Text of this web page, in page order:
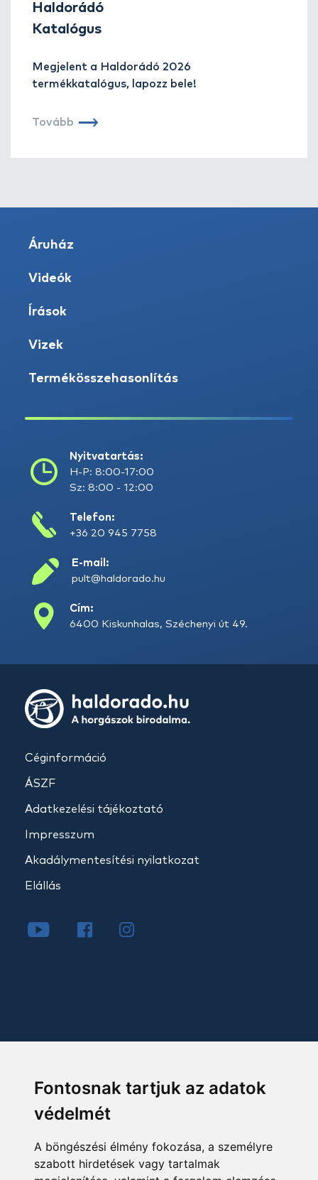
Fontosnak tartjuk az adatok
védelmét
A böngészési élmény fokozása, a személyre
szabott hirdetések vagy tartalmak
Haldorádó
Katalógus
Megjelent a Haldorádó 2026
termékkatalógus, lapozz bele!
Tovább
Áruház
Videók
Írások
Vizek
Termékösszehasonlítás
Nyitvatartás:
H-P: 8:00-17:00
Sz: 8:00 - 12:00
Telefon:
+36 20 945 7758
E-mail:
pult@haldorado.hu
Cím:
6400 Kiskunhalas, Széchenyi út 49.
Céginformáció
ÁSZF
Adatkezelési tájékoztató
Impresszum
Akadálymentesítési nyilatkozat
Elállás